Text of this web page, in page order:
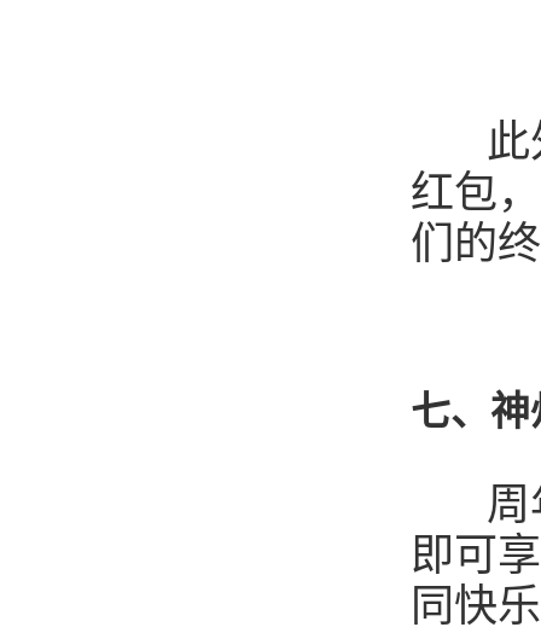
此外
红包
们的
七、
周年
即可
同快